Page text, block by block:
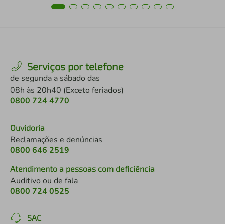
Serviços por telefone
de segunda a sábado das
08h às 20h40 (Exceto feriados)
0800 724 4770
Ouvidoria
Reclamações e denúncias
0800 646 2519
Atendimento a pessoas com deficiência
Auditivo ou de fala
0800 724 0525
SAC